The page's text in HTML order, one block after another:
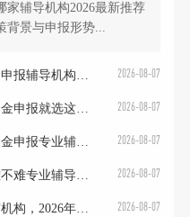
家辅导机构2026最新推荐
背景与申报形势...
2026年湖北大气污染防治资金申报辅导机构收费标准与选择攻略 2026-08-07
湖北工业企业大气污染防治资金申报就选这家专业辅导机构 2026-08-07
2026湖北大气污染防治中央资金申报专业辅导机构实力排名 2026-08-07
湖北大气污染防治资金申报难不难专业辅导机构助你成功 2026-08-07
西安正规可行性研究报告撰写机构，2026年服务解析 2026-08-07